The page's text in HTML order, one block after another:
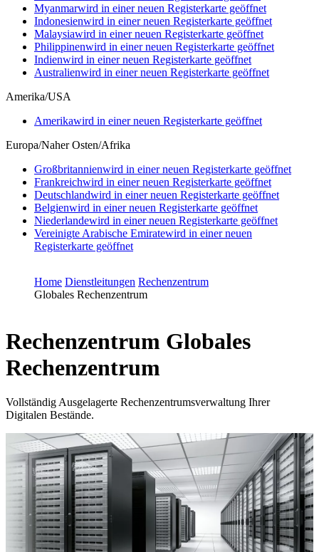
Myanmarwird in einer neuen Registerkarte geöffnet
Indonesienwird in einer neuen Registerkarte geöffnet
Malaysiawird in einer neuen Registerkarte geöffnet
Philippinenwird in einer neuen Registerkarte geöffnet
Indienwird in einer neuen Registerkarte geöffnet
Australienwird in einer neuen Registerkarte geöffnet
Amerika/USA
Amerikawird in einer neuen Registerkarte geöffnet
Europa/Naher Osten/Afrika
Großbritannienwird in einer neuen Registerkarte geöffnet
Frankreichwird in einer neuen Registerkarte geöffnet
Deutschlandwird in einer neuen Registerkarte geöffnet
Belgienwird in einer neuen Registerkarte geöffnet
Niederlandewird in einer neuen Registerkarte geöffnet
Vereinigte Arabische Emiratewird in einer neuen
Registerkarte geöffnet
Home Dienstleitungen Rechenzentrum
Globales Rechenzentrum
Rechenzentrum Globales
Rechenzentrum
Vollständig Ausgelagerte Rechenzentrumsverwaltung Ihrer
Digitalen Bestände.